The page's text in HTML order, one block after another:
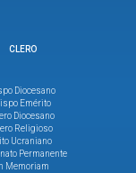
CLERO
Diocesano
Emérito
Diocesano
Religioso
Ucraniano
Permanente
In Memoriam